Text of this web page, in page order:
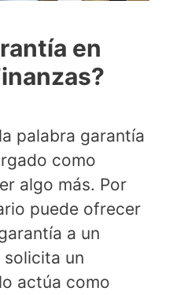
en
palabra garantía
como
algo más. Por
puede ofrecer
a un
un
actúa como